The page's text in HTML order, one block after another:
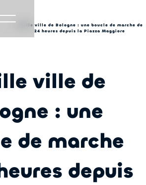
Vieille ville de Bologne : une boucle de marche de
24 heures depuis la Piazza Maggiore
ville de
: une
de marche
depuis